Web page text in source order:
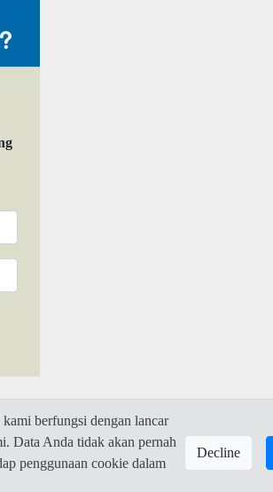
berfungsi dengan lancar
Data Anda tidak akan pernah
penggunaan cookie dalam
Decline